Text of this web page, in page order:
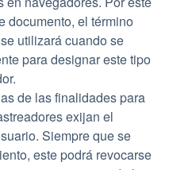
documento, el término
utilizará cuando se
para designar este tipo
de las finalidades para
exijan el
Siempre que se
este podrá revocarse